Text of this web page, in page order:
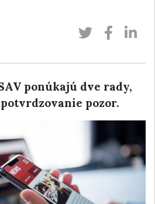
ponúkajú dve rady,
pozor.